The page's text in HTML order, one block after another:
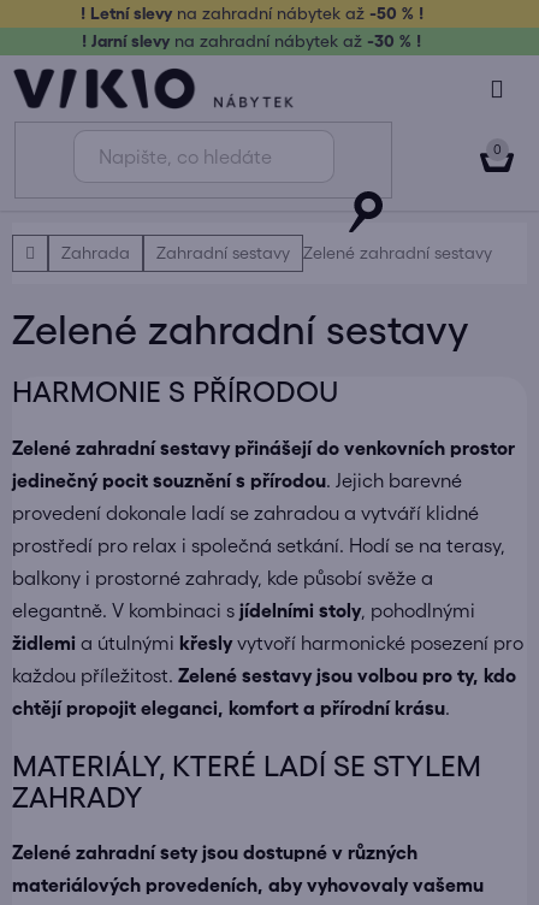
obsah
! Letní slevy na zahradní nábytek až-50 % !
! Jarní slevy na zahradní nábytek až -30 % !
DomůZahrada Zahradní sestavy Zelené zahradní sestavy
Zelené zahradní sestavy
HARMONIE S PŘÍRODOU
Zelené zahradní sestavy přinášejí do venkovních prostor
jedinečný pocit souznění s přírodou . Jejich barevné
provedení dokonale ladí se zahradou a vytváří klidné
prostředí pro relax i společná setkání. Hodí se na terasy,
balkony i prostorné zahrady, kde působí svěže a
elegantně. V kombinaci s jídelními stoly, pohodlnými
židlemi a útulnými křeslyvytvoří harmonické posezení pro
každou příležitost. Zelené sestavy jsou volbou pro ty, kdo
chtějí propojit eleganci, komfort a přírodní krásu
MATERIÁLY, KTERÉ LADÍ SE STYLEM
ZAHRADY
Zelené zahradní sety jsou dostupné v různých
materiálových provedeních, aby vyhovovaly vašemu